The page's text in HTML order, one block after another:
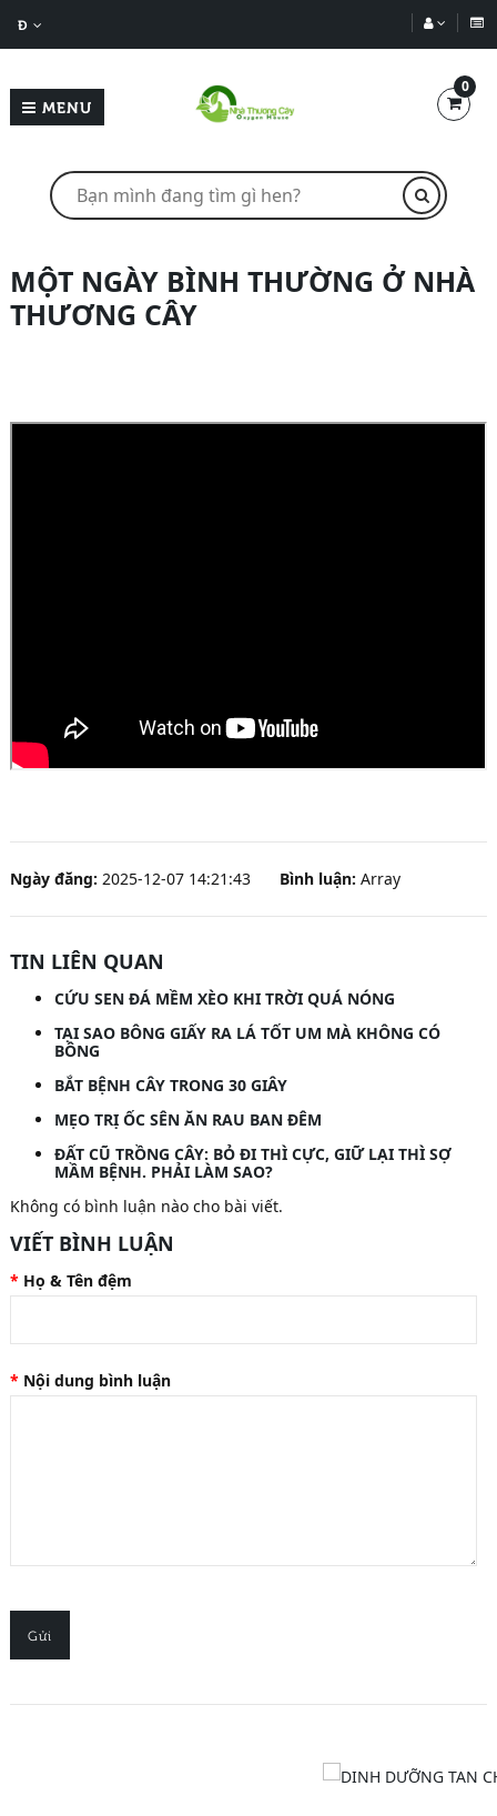
Đ
MENU
0
MỘT NGÀY BÌNH THƯỜNG Ở NHÀ
THƯƠNG CÂY
Ngày đăng: 2025-12-07 14:21:43 Bình luận: Array
TIN LIÊN QUAN
CỨU SEN ĐÁ MỀM XÈO KHI TRỜI QUÁ NÓNG
TẠI SAO BÔNG GIẤY RA LÁ TỐT UM MÀ KHÔNG CÓ
BÔNG
BẮT BỆNH CÂY TRONG 30 GIÂY
MẸO TRỊ ỐC SÊN ĂN RAU BAN ĐÊM
ĐẤT CŨ TRỒNG CÂY: BỎ ĐI THÌ CỰC, GIỮ LẠI THÌ SỢ
MẦM BỆNH. PHẢI LÀM SAO?
Không có bình luận nào cho bài viết.
VIẾT BÌNH LUẬN
Họ & Tên đệm
Nội dung bình luận
Gửi